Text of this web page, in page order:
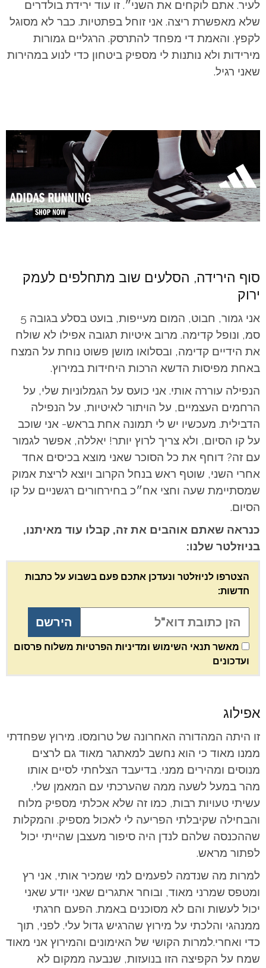
לעיר. אתם לוקחים את השני״. זו עוד ירידת בולדרים
שלא מאפשרת ריצה. אני זוחל בפתטיות. כבר לא מסוגל
לקפץ. והאמת די מפחד להתרסק. הרגליים גמורות
מירידות ולא נותנות לי מספיק ביטחון כדי לנוע במהירות
שאני רגיל.
סוף הירידה, הסלעים שוב מתחלפים לעמק
ירוק
אני גמור, חבוט, המום מעייפות, בועט בסלע בגובה 5
סמ, ונופל קדימה. מרוב איטיות תגובה אפילו לא שולח
את הידיים קדימה, ובסלואו מושן פשוט נוחת על המצח
באחת מפיסות הדשא הרכות היחידות במירוץ.
הנפילה עוררה אותי. אני כועס על הגמלוניות שלי, על
הרחמים העצמיים, על הויתור לאיטיות, על הנפילה
הדבילית. מעכשיו יש לי תמונה אחת בראש- אני שוכב
על קו הסיום, ולא צריך לרוץ יותר! יאללה, אפשר לגמור
עם זה? דוחף את כל הסוכר שאני מוצא בכיסים אחד
אחרי השני, שוטף ראש בנחל הקרוב ויוצא לריצת אמוק
שמסתיימת שעה וחצי אח״כ בחירחורים רגשניים על קו
הסיום.
כנראה שאתם אוהבים את זה, קבלו עוד מאיתנו,
בניוזלטר שלנו:
הצטרפו לניוזלטר ונעדכן אתכם פעם בשבוע על כתבות
חדשות:
מאשר תנאי השימוש ומדיניות הפרטיות משלוח פרסום
ועדכונים
אפילוג
זו היתה המהדורה האחרונה של טרומסו. מירוץ שפחדתי
ממנו מאוד כי הוא נחשב למאתגר מאוד גם לרצים
מנוסים ומהירים ממני. בדיעבד הצלחתי לסיים אותו
מהר במעל לשעה ממה שהערכתי עם המאמן שלי.
עשיתי טעויות רבות, כמו זה שלא אכלתי מספיק מלוח
והבחילה שקיבלתי הפריעה לי לאכול מספיק. והמקלות
שההכנסה שלהם לנדן היה סיפור מעצבן שהייתי יכול
לפתור מראש.
למרות מה שנדמה לפעמים למי שמכיר אותי, אני רץ
ומטפס שמרני מאוד, ובוחר אתגרים שאני יודע שאני
יכול לעשות והם לא מסוכנים באמת. הפעם חרגתי
ממנהגי והלכתי על מירוץ שהרגיש גדול עלי. לפני, תוך
כדי ואחרי.למרות הקושי של האימונים והמירוץ אני מאוד
שמח על הקפיצה הזו בנועזות, שנבעה ממקום לא